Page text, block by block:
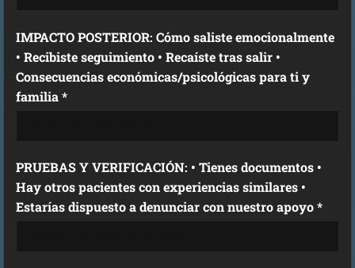
IMPACTO POSTERIOR: Cómo saliste emocionalmente
• Recibiste seguimiento • Recaíste tras salir •
Consecuencias económicas/psicológicas para ti y
familia *
PRUEBAS Y VERIFICACIÓN: • Tienes documentos •
Hay otros pacientes con experiencias similares •
Estarías dispuesto a denunciar con nuestro apoyo *